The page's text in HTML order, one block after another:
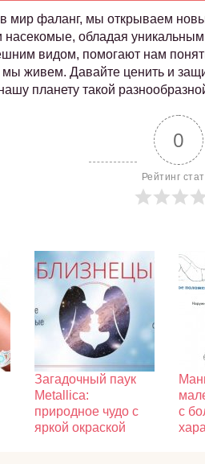
в мир фаланг, мы открываем
обладая
видом, помогают нам
живем. Давайте ценить и
планету такой
0
Рейтинг
Загадочный паук
Metallica:
природное чудо с
яркой окраской
с